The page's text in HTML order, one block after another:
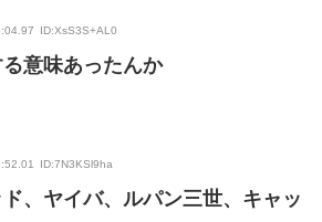
ID:XsS3S+AL0
意味あったんか
ID:7N3KSl9ha
、ヤイバ、ルパン三世、キャッ